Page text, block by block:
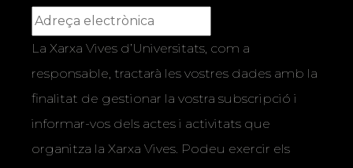
La Xarxa Vives d’Universitats, com a
responsable, tractarà les vostres dades amb la
finalitat de gestionar la vostra subscripció i
informar-vos dels actes i activitats que
organitza la Xarxa Vives. Podeu exercir els